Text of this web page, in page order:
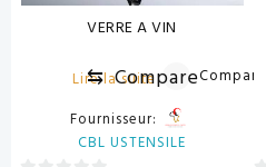
VERRE A VIN
Lire la suite
⇆ CompareCompare
Fournisseur:
CBL USTENSILE